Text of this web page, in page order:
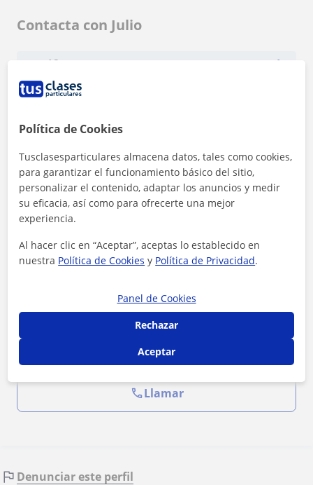
Contacta con Julio
Tarifa €/h
Al hacer clic, aceptas nuestroaviso legaly deprivacidad
Llamar
Denunciar este perfil
Política de Cookies
Tusclasesparticulares almacena datos, tales como cookies,
para garantizar el funcionamiento básico del sitio,
personalizar el contenido, adaptar los anuncios y medir
su eficacia, así como para ofrecerte una mejor
experiencia.
Al hacer clic en “Aceptar”, aceptas lo establecido en
nuestra Política de Cookies y Política de Privacidad.
Panel de Cookies
Rechazar
Aceptar